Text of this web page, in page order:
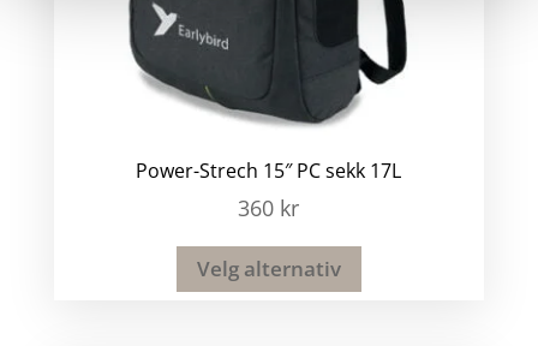
Power-Strech 15″ PC sekk 17L
360 kr
Velg alternativ